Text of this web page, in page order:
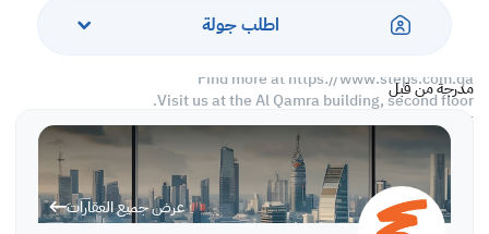
اطلب جولة
مدرجة من قبل
عرض جميع العقارات
operate a wide portfolio to suit your requirements when looking
for offices, shops, residential, warehouses…etc.
Find more at https://www.steps.com.qa
Visit us at the Al Qamra building, second floor.
Call us on +974 44687461 / +974 66346605.
Licensed no. 000037
Email us atcontact@steps.com.qa